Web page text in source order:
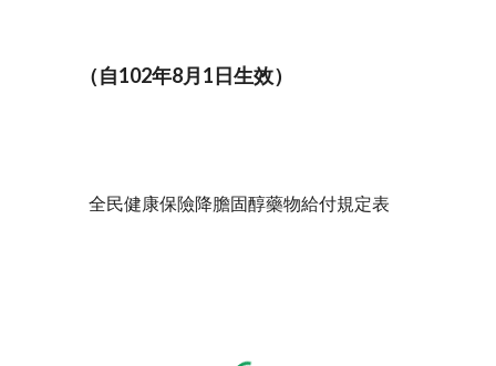
              （自102年8月1日生效）
                 全民健康保險降膽固醇藥物給付規定表